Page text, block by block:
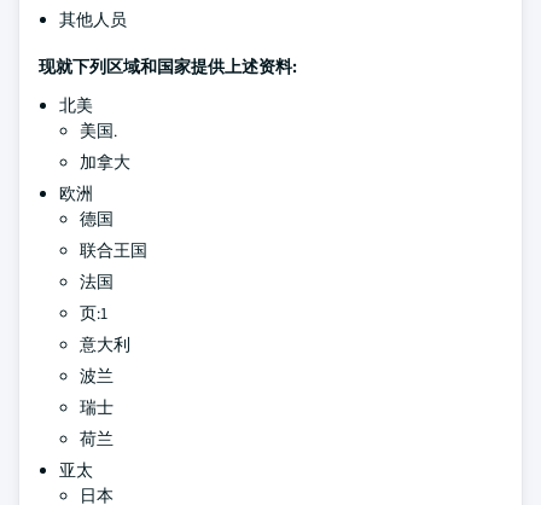
其他人员
现就下列区域和国家提供上述资料:
北美
美国.
加拿大
欧洲
德国
联合王国
法国
页:1
意大利
波兰
瑞士
荷兰
亚太
日本